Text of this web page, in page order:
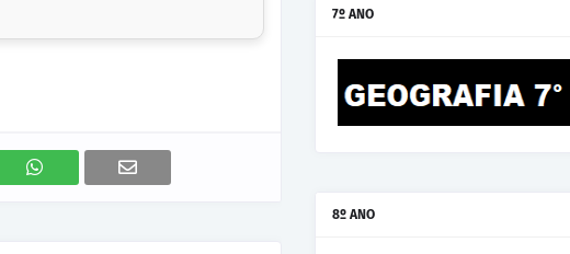
7º ANO
8º ANO